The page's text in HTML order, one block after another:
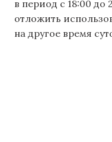
в период с 18:00 до
отложить
на другое время